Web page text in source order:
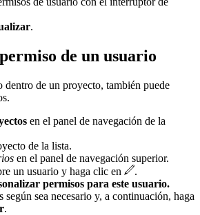
.
de un usuario
dentro de un proyecto, también puede
en el panel de navegación de la
de la lista.
en el panel de navegación superior.
un usuario y haga clic en
.
permisos para este usuario.
según sea necesario y, a continuación, haga
.